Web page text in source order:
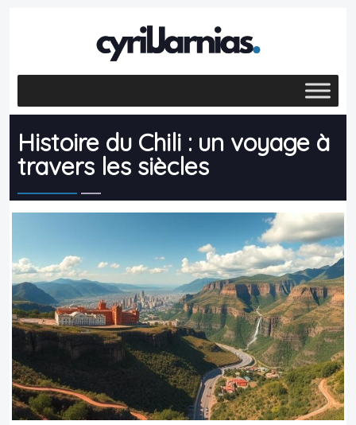
Histoire du Chili : un voyage à
travers les siècles